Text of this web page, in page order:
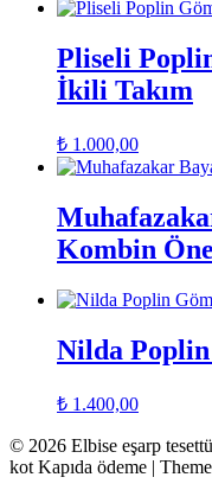
Pliseli
İkili Takım
₺ 1.000,00
Kombin
Nilda
₺ 1.400,00
© 2026 Elbise eşarp
kot Kapıda ödeme |